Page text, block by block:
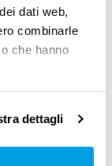
dati web,
combinarle
che hanno
dettagli